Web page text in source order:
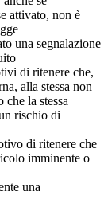
attivato, non è
una segnalazione
di ritenere che,
alla stessa non
che la stessa
rischio di
di ritenere che
imminente o
una